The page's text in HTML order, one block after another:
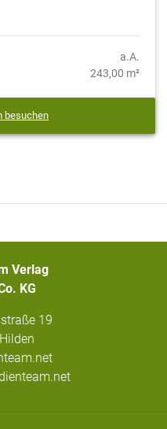
a.A.
243,00 m²
besuchen
Verlag
KG
19